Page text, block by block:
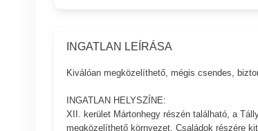
INGATLAN LEÍRÁSA
Kiválóan megközelíthető, mégis csendes,
INGATLAN HELYSZÍNE:
XII. kerület Mártonhegy részén található, a
megközelíthető környezet. Családok részére